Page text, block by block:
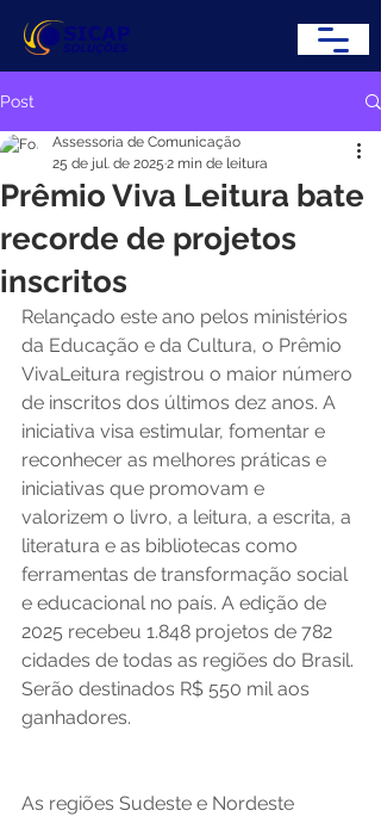
Post
Prêmio Viva Leitura bate
recorde de projetos
inscritos
Assessoria de Comunicação
25 de jul. de 2025 2 min de leitura
Relançado este ano pelos ministérios
da Educação e da Cultura, o Prêmio
VivaLeitura registrou o maior número
de inscritos dos últimos dez anos. A
iniciativa visa estimular, fomentar e
reconhecer as melhores práticas e
iniciativas que promovam e
valorizem o livro, a leitura, a escrita, a
literatura e as bibliotecas como
ferramentas de transformação social
e educacional no país. A edição de
2025 recebeu 1.848 projetos de 782
cidades de todas as regiões do Brasil.
Serão destinados R$ 550 mil aos
ganhadores.
As regiões Sudeste e Nordeste